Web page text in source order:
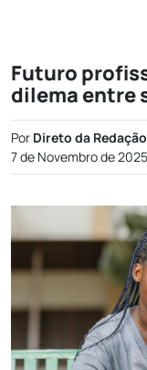
Futuro
dilema entre
Por Direto da Redação
7 de Novembro de